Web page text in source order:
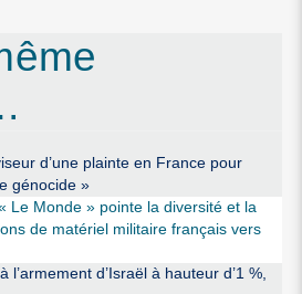
d’une plainte en France pour
génocide »
Le Monde » pointe la diversité et la
de matériel militaire français vers
l’armement d’Israël à hauteur d’1 %,